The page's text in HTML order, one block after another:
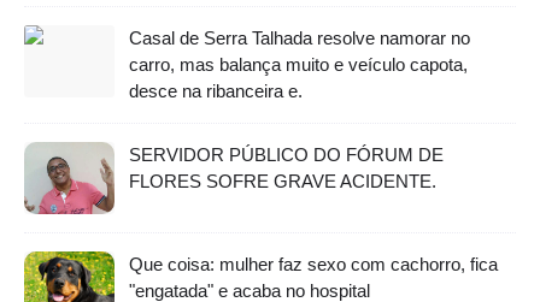
Casal de Serra Talhada resolve namorar no
carro, mas balança muito e veículo capota,
desce na ribanceira e.
SERVIDOR PÚBLICO DO FÓRUM DE
FLORES SOFRE GRAVE ACIDENTE.
Que coisa: mulher faz sexo com cachorro, fica
"engatada" e acaba no hospital